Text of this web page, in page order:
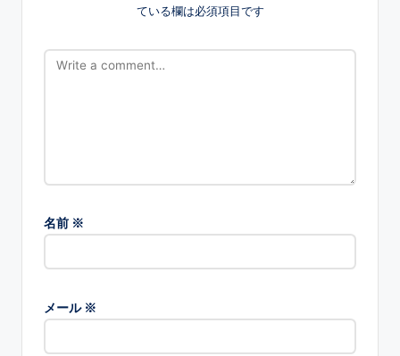
ている欄は必須項目です
名前 ※
メール ※